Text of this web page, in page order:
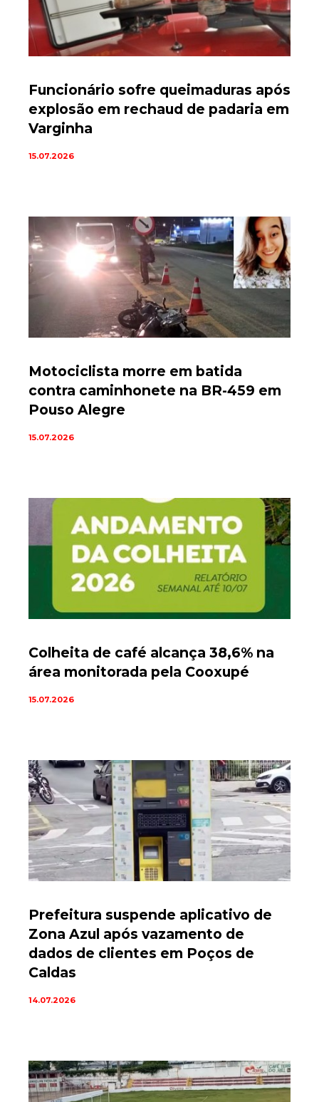
Funcionário sofre queimaduras após
explosão em rechaud de padaria em
Varginha
15.07.2026
Motociclista morre em batida
contra caminhonete na BR-459 em
Pouso Alegre
15.07.2026
Colheita de café alcança 38,6% na
área monitorada pela Cooxupé
15.07.2026
Prefeitura suspende aplicativo de
Zona Azul após vazamento de
dados de clientes em Poços de
Caldas
14.07.2026